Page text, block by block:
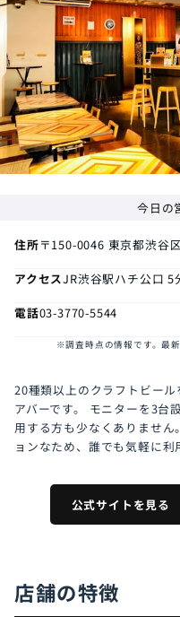
今日の
住所〒150-0046 東京都渋谷
アクセスJR渋谷駅ハチ公口
電話03-3770-5544
※調査時点の情報です。最
20種類以上のクラフトビー
アバーです。
モニターを3台
用する方も少なくありません。
ョンなため、誰でも気軽に利
公式サイトを見る
店舗の特徴